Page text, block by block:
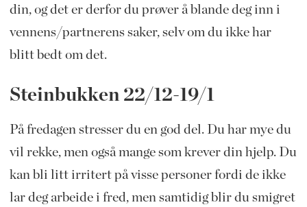
din, og det er derfor du prøver å blande deg inn i
vennens/partnerens saker, selv om du ikke har
blitt bedt om det.
Steinbukken 22/12-19/1
På fredagen stresser du en god del. Du har mye du
vil rekke, men også mange som krever din hjelp. Du
kan bli litt irritert på visse personer fordi de ikke
lar deg arbeide i fred, men samtidig blir du smigret